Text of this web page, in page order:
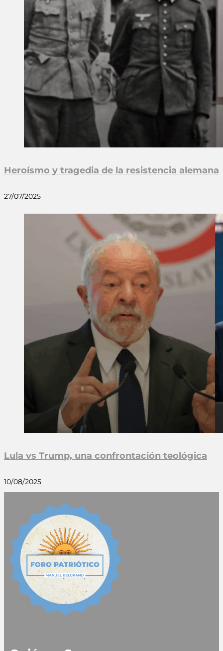
Heroísmo y tragedia de la resistencia alemana
27/07/2025
Lula vs Trump, una confrontación teológica
10/08/2025